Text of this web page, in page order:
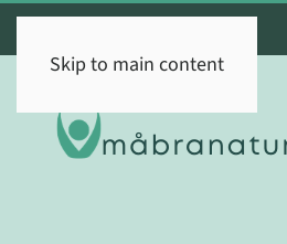
Skip to main content